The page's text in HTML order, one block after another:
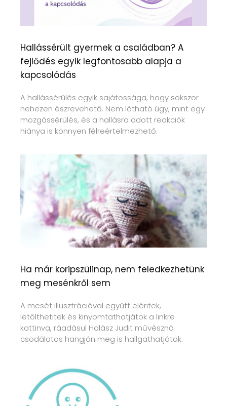
Hallássérült gyermek a családban? A
fejlődés egyik legfontosabb alapja a
kapcsolódás
A hallássérülés egyik sajátossága, hogy sokszor
nehezen észrevehető. Nem látható úgy, mint egy
mozgássérülés, és a hallásra adott reakciók
hiánya is könnyen félreértelmezhető.
Ha már koripszülinap, nem feledkezhetünk
meg mesénkről sem
A mesét illusztrációval együtt eléritek,
letölthetitek és kinyomtathatjátok a linkre
kattinva, ráadásul Halász Judit művésznő
csodálatos hangján meg is hallgathatjátok.